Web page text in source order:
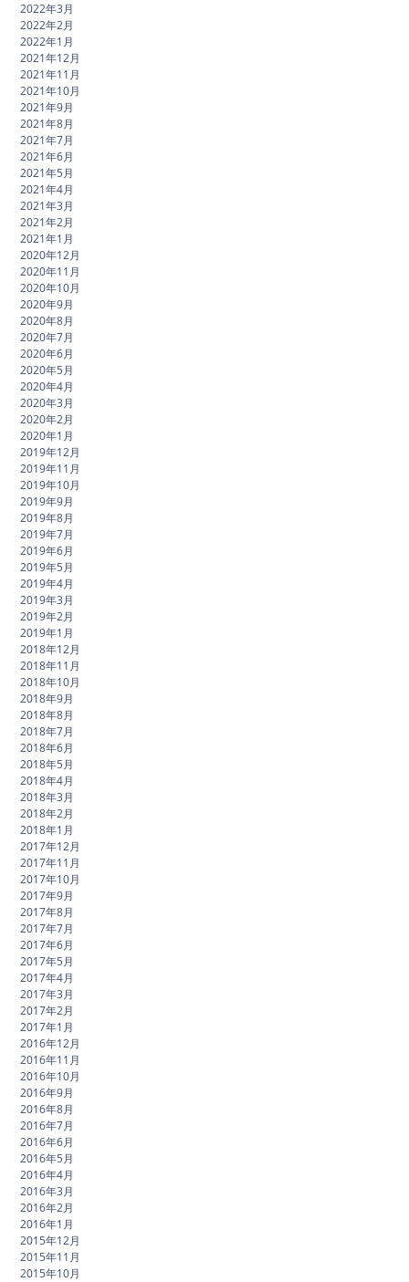
2022年3月
2022年2月
2022年1月
2021年12月
2021年11月
2021年10月
2021年9月
2021年8月
2021年7月
2021年6月
2021年5月
2021年4月
2021年3月
2021年2月
2021年1月
2020年12月
2020年11月
2020年10月
2020年9月
2020年8月
2020年7月
2020年6月
2020年5月
2020年4月
2020年3月
2020年2月
2020年1月
2019年12月
2019年11月
2019年10月
2019年9月
2019年8月
2019年7月
2019年6月
2019年5月
2019年4月
2019年3月
2019年2月
2019年1月
2018年12月
2018年11月
2018年10月
2018年9月
2018年8月
2018年7月
2018年6月
2018年5月
2018年4月
2018年3月
2018年2月
2018年1月
2017年12月
2017年11月
2017年10月
2017年9月
2017年8月
2017年7月
2017年6月
2017年5月
2017年4月
2017年3月
2017年2月
2017年1月
2016年12月
2016年11月
2016年10月
2016年9月
2016年8月
2016年7月
2016年6月
2016年5月
2016年4月
2016年3月
2016年2月
2016年1月
2015年12月
2015年11月
2015年10月